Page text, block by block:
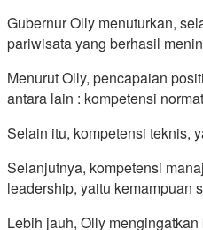
Gubernur Olly menuturkan,
pariwisata yang berhasil
Menurut Olly, pencapaian
antara lain : kompetensi
Selain itu, kompetensi teknis,
Selanjutnya, kompetensi
leadership, yaitu kemampuan
Lebih jauh, Olly